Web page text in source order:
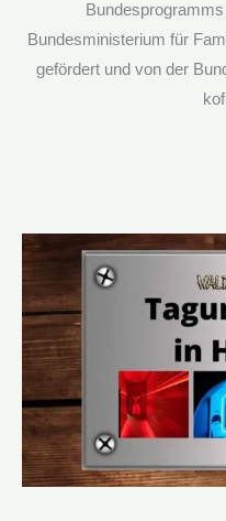
Bundesministerium für
gefördert und von der